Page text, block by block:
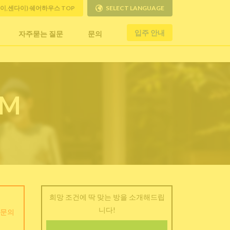
자주묻는 질문 문의 입주 안내
,센다이) 쉐어하우스 TOP SELECT LANGUAGE
의
희망 조건에 딱 맞는 방을 소개해드립
니다!